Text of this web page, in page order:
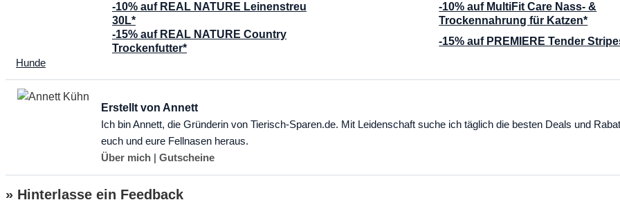
-10% auf REAL NATURE Leinenstreu
30L*
-10% auf MultiFit Care Nass- &
Trockennahrung für Katzen*
-15% auf REAL NATURE Country
Trockenfutter*
-15% auf PREMIERE Tender
Kategorien
Hunde
Erstellt von Annett
Ich bin Annett, die Gründerin von Tierisch-Sparen.de. Mit Leidenschaft suche ich täglich die besten Deals und
euch und eure Fellnasen heraus.
Über mich |Gutscheine
» Hinterlasse ein Feedback